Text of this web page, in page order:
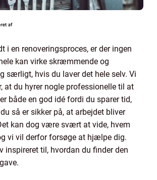
i en renoveringsproces, er der ingen
kan virke skræmmende og
særligt, hvis du laver det hele selv. Vi
at du hyrer nogle professionelle til at
både en god idé fordi du sparer tid,
så er sikker på, at arbejdet bliver
kan dog være svært at vide, hvem
vi vil derfor forsøge at hjælpe dig.
inspireret til, hvordan du finder den